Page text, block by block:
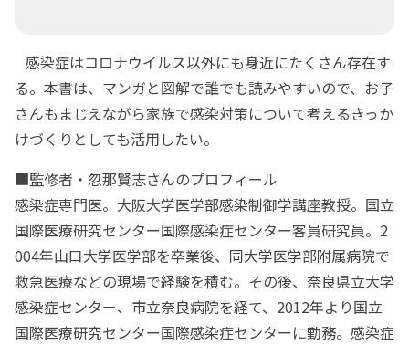
感染症はコロナウイルス以外にも身近にたくさん存在す
る。本書は、マンガと図解で誰でも読みやすいので、お子
さんもまじえながら家族で感染対策について考えるきっか
けづくりとしても活用したい。
■監修者・忽那賢志さんのプロフィール
感染症専門医。大阪大学医学部感染制御学講座教授。国立
国際医療研究センター国際感染症センター客員研究員。2
004年山口大学医学部を卒業後、同大学医学部附属病院で
救急医療などの現場で経験を積む。その後、奈良県立大学
感染症センター、市立奈良病院を経て、2012年より国立
国際医療研究センター国際感染症センターに勤務。感染症